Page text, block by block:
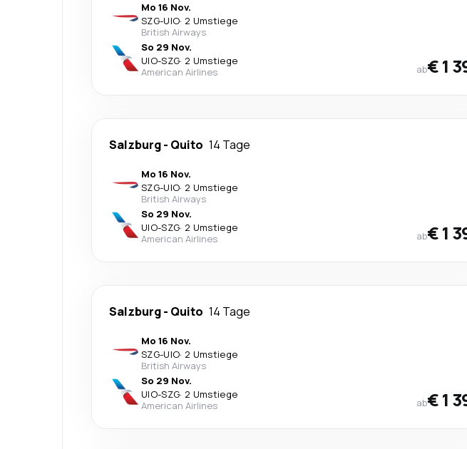
Mo 16 Nov.
SZG-UIO· 2 Umstiege
British Airways
So 29 Nov.
UIO-SZG· 2 Umstiege
American Airlines
ab€ 1
Salzburg- Quito 14 Tage
Mo 16 Nov.
SZG-UIO· 2 Umstiege
British Airways
So 29 Nov.
UIO-SZG· 2 Umstiege
American Airlines
ab€ 1
Salzburg- Quito 14 Tage
Mo 16 Nov.
SZG-UIO· 2 Umstiege
British Airways
So 29 Nov.
UIO-SZG· 2 Umstiege
American Airlines
ab€ 1